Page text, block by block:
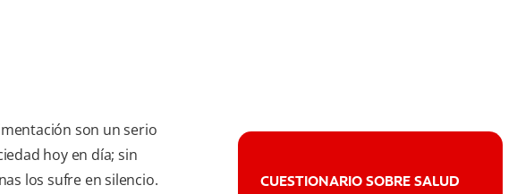
son un serio
hoy en día; sin
los sufre en silencio.
CUESTIONARIO SOBRE SALUD